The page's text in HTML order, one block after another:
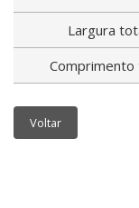
Largura
Comprimento
Voltar